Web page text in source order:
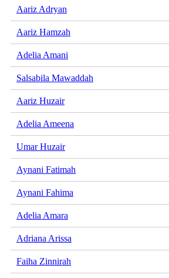
Aariz Adryan
Aariz Hamzah
Adelia Amani
Salsabila Mawaddah
Aariz Huzair
Adelia Ameena
Umar Huzair
Aynani Fatimah
Aynani Fahima
Adelia Amara
Adriana Arissa
Faiha Zinnirah